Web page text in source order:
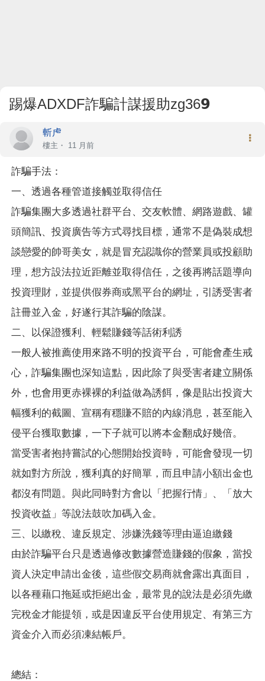
踢爆ADXDF詐騙計謀援助zg36𝟵
斬虍
樓主 ・ 11 月前
詐騙手法：
一、透過各種管道接觸並取得信任
詐騙集團大多透過社群平台、交友軟體、網路遊戲、罐
頭簡訊、投資廣告等方式尋找目標，通常不是偽裝成想
談戀愛的帥哥美女，就是冒充認識你的營業員或投顧助
理，想方設法拉近距離並取得信任，之後再將話題導向
投資理財，並提供假券商或黑平台的網址，引誘受害者
註冊並入金，好遂行其詐騙的陰謀。
二、以保證獲利、輕鬆賺錢等話術利誘
一般人被推薦使用來路不明的投資平台，可能會產生戒
心，詐騙集團也深知這點，因此除了與受害者建立關係
外，也會用更赤裸裸的利益做為誘餌，像是貼出投資大
幅獲利的截圖、宣稱有穩賺不賠的內線消息，甚至能入
侵平台獲取數據，一下子就可以將本金翻成好幾倍。
當受害者抱持嘗試的心態開始投資時，可能會發現一切
就如對方所說，獲利真的好簡單，而且申請小額出金也
都沒有問題。與此同時對方會以「把握行情」、「放大
投資收益」等說法鼓吹加碼入金。
三、以繳稅、違反規定、涉嫌洗錢等理由逼迫繳錢
由於詐騙平台只是透過修改數據營造賺錢的假象，當投
資人決定申請出金後，這些假交易商就會露出真面目，
以各種藉口拖延或拒絕出金，最常見的說法是必須先繳
完稅金才能提領，或是因違反平台使用規定、有第三方
資金介入而必須凍結帳戶。
總結：